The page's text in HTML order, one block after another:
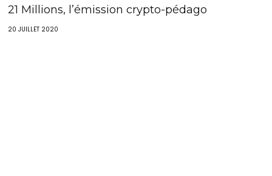
21 Millions, l’émission crypto-pédago
20 JUILLET 2020